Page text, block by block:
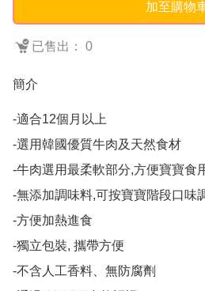
加至購物
已售出： 0
簡介
-適合12個月以上
-選用韓國優質牛肉及天然食材
-牛肉選用最柔軟部分,方便寶寶食
-無添加調味料,可按寶寶階段口味
-方便加熱進食
-獨立包裝, 攜帶方便
-不含人工香料、無防腐劑